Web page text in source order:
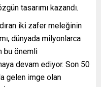
tasarımı kazandı.
iki zafer meleğinin
dünyada milyonlarca
bu önemli
devam ediyor. Son 50
gelen imge olan